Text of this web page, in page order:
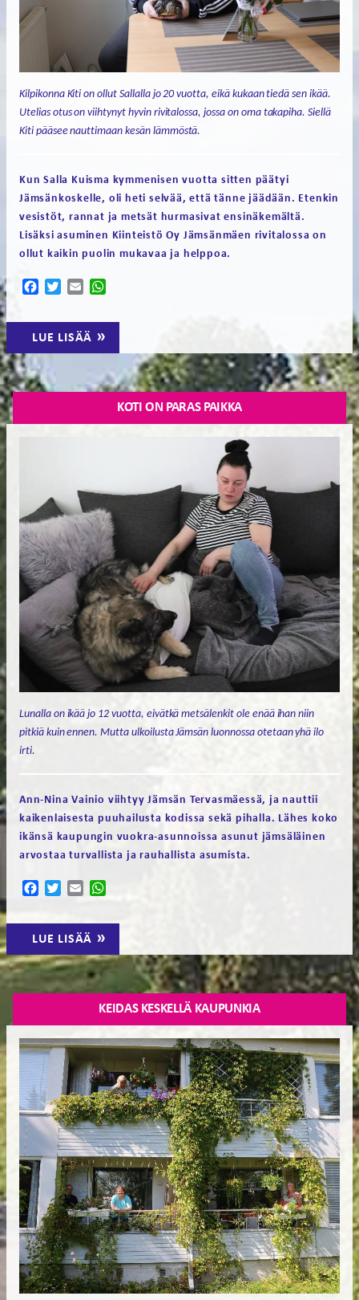
Kilpikonna Kiti on ollut Sallalla jo 20 vuotta, eikä kukaan tiedä sen ikää.
Utelias otus on viihtynyt hyvin rivitalossa, jossa on oma takapiha. Siellä
Kiti pääsee nauttimaan kesän lämmöstä.
Kun Salla Kuisma kymmenisen vuotta sitten päätyi
Jämsänkoskelle, oli heti selvää, että tänne jäädään. Etenkin
vesistöt, rannat ja metsät hurmasivat ensinäkemältä.
Lisäksi asuminen Kiinteistö Oy Jämsänmäen rivitalossa on
ollut kaikin puolin mukavaa ja helppoa.
LUE LISÄÄ
FacebookTwitterEmail
KOTI ON PARAS PAIKKA
Lunalla on ikää jo 12 vuotta, eivätkä metsälenkit ole enää ihan niin
pitkiä kuin ennen. Mutta ulkoilusta Jämsän luonnossa otetaan yhä ilo
irti.
Ann-Nina Vainio viihtyy Jämsän Tervasmäessä, ja nauttii
kaikenlaisesta puuhailusta kodissa sekä pihalla. Lähes koko
ikänsä kaupungin vuokra-asunnoissa asunut jämsäläinen
arvostaa turvallista ja rauhallista asumista.
LUE LISÄÄ
FacebookTwitterEmail
KEIDAS KESKELLÄ KAUPUNKIA